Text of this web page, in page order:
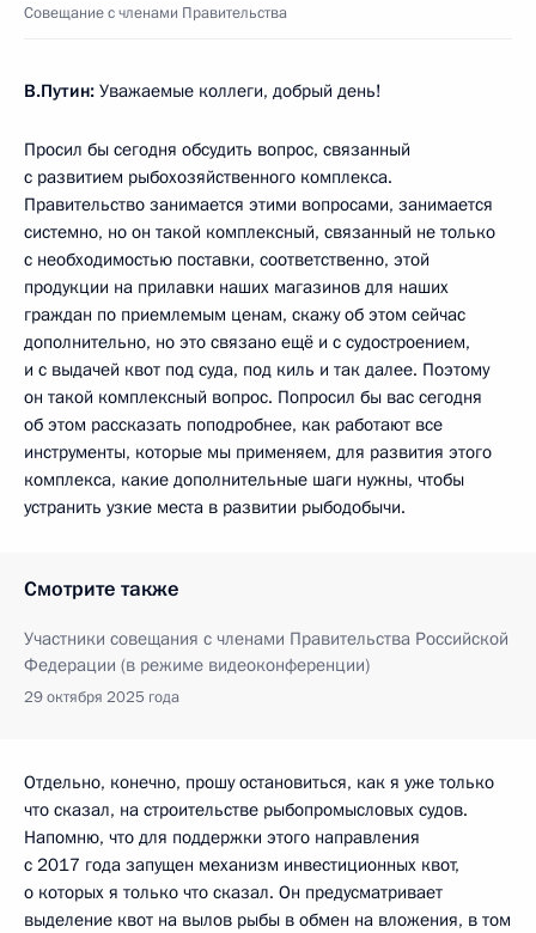
Совещание с членами Правительства
В.Путин: Уважаемые коллеги, добрый день!
Просил бы сегодня обсудить вопрос, связанный
с развитием рыбохозяйственного комплекса.
Правительство занимается этими вопросами, занимается
системно, но он такой комплексный, связанный не только
с необходимостью поставки, соответственно, этой
продукции на прилавки наших магазинов для наших
граждан по приемлемым ценам, скажу об этом сейчас
дополнительно, но это связано ещё и с судостроением,
и с выдачей квот под суда, под киль и так далее. Поэтому
он такой комплексный вопрос. Попросил бы вас сегодня
об этом рассказать поподробнее, как работают все
инструменты, которые мы применяем, для развития этого
комплекса, какие дополнительные шаги нужны, чтобы
устранить узкие места в развитии рыбодобычи.
Смотрите также
Участники совещания с членами Правительства Российской
Федерации (в режиме видеоконференции)
29 октября 2025 года
Отдельно, конечно, прошу остановиться, как я уже только
что сказал, на строительстве рыбопромысловых судов.
Напомню, что для поддержки этого направления
с 2017 года запущен механизм инвестиционных квот,
о которых я только что сказал. Он предусматривает
выделение квот на вылов рыбы в обмен на вложения, в том